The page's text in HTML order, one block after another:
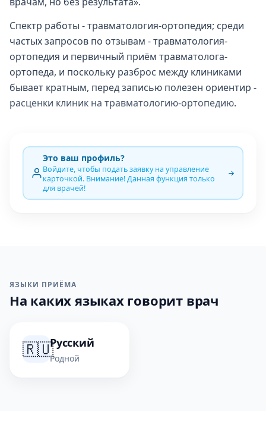
Спектр работы - травматология-ортопедия; среди
частых запросов по отзывам - травматология-
ортопедия и первичный приём травматолога-
ортопеда, и поскольку разброс между клиниками
бывает кратным, перед записью полезен ориентир -
расценки клиник на травматологию-ортопедию.
Это ваш профиль?
Войдите, чтобы подать заявку на управление
карточкой. Внимание! Данная функция только
для врачей!
ЯЗЫКИ ПРИЁМА
На каких языках говорит врач
🇷🇺Русский
Родной